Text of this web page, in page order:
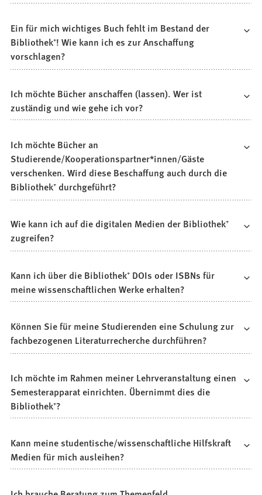
Ein für mich wichtiges Buch fehlt im Bestand der
Bibliothek⁺! Wie kann ich es zur Anschaffung
vorschlagen?
Ich möchte Bücher anschaffen (lassen). Wer ist
zuständig und wie gehe ich vor?
Ich möchte Bücher an
Studierende/Kooperationspartner*innen/Gäste
verschenken. Wird diese Beschaffung auch durch die
Bibliothek⁺ durchgeführt?
Wie kann ich auf die digitalen Medien der Bibliothek⁺
zugreifen?
Kann ich über die Bibliothek⁺ DOIs oder ISBNs für
meine wissenschaftlichen Werke erhalten?
Können Sie für meine Studierenden eine Schulung zur
fachbezogenen Literaturrecherche durchführen?
Ich möchte im Rahmen meiner Lehrveranstaltung einen
Semesterapparat einrichten. Übernimmt dies die
Bibliothek⁺?
Kann meine studentische/wissenschaftliche Hilfskraft
Medien für mich ausleihen?